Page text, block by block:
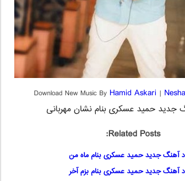
Download New Music By Hamid Askari |
جدید حمید عسکری بنام نشان مهربانی
Related Posts:
آهنگ جدید حمید عسکری بنام ماه من
آهنگ جدید حمید عسکری بنام بزم آخر